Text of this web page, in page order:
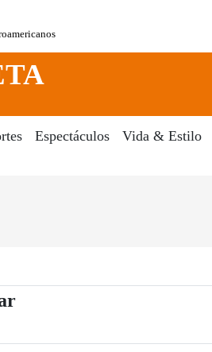
Espectáculos Vida & Estilo
- Periódico El Dia Digital